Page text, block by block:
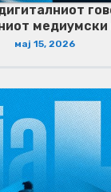
медиумски
мај 15, 2026